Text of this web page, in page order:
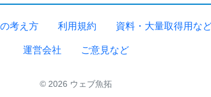
考え方 利用規約 資料・大量取得用な
運営会社 ご意見など
© 2026 ウェブ魚拓